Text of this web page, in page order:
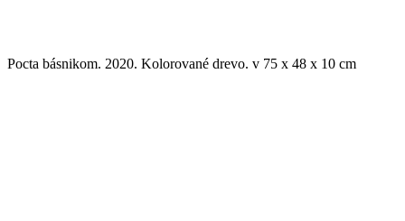
Pocta básnikom. 2020. Kolorované drevo. v 75 x 48 x 10 cm